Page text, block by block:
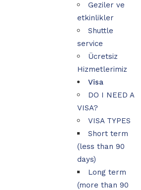
Geziler ve
etkinlikler
Shuttle
service
Ücretsiz
Hizmetlerimiz
Visa
DO I NEED A
VISA?
VISA TYPES
Short term
(less than 90
days)
Long term
(more than 90